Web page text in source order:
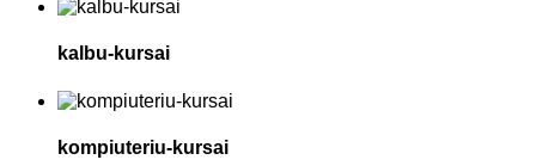
kalbu-kursai
kompiuteriu-kursai